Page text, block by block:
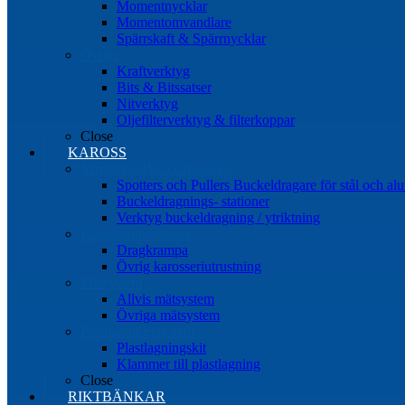
Momentnycklar
Momentomvandlare
Spärrskaft & Spärrnycklar
Kraftverktyg
Bits & Bitssatser
Nitverktyg
Oljefilterverktyg & filterkoppar
Close
KAROSS
Spotters och Pullers Buckeldragare för stål och
Buckeldragnings- stationer
Verktyg buckeldragning / ytriktning
Dragkrampa
Övrig karosseriutrustning
Allvis mätsystem
Övriga mätsystem
Plastlagningskit
Klammer till plastlagning
Close
RIKTBÄNKAR